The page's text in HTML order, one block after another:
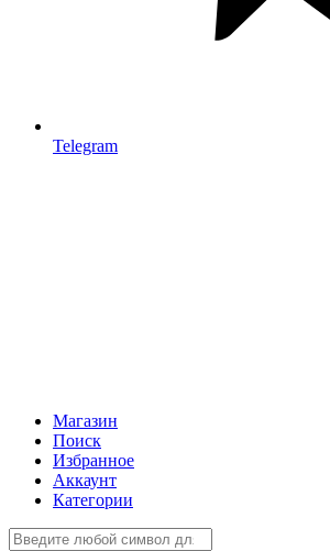
Telegram
Магазин
Поиск
Избранное
Аккаунт
Категории